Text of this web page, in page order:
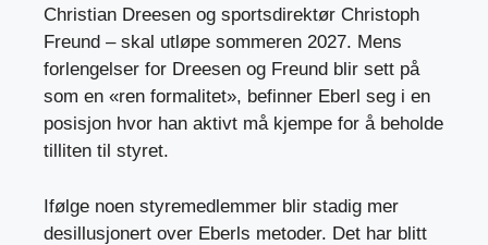
Christian Dreesen og sportsdirektør Christoph
Freund – skal utløpe sommeren 2027. Mens
forlengelser for Dreesen og Freund blir sett på
som en «ren formalitet», befinner Eberl seg i en
posisjon hvor han aktivt må kjempe for å beholde
tilliten til styret.
Ifølge noen styremedlemmer blir stadig mer
desillusjonert over Eberls metoder. Det har blitt